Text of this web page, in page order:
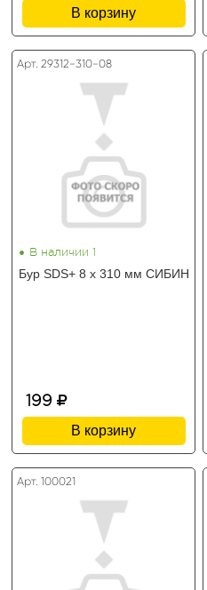
В корзину
Арт. 29312-310-08
• В наличии 1
Бур SDS+ 8 х 310 мм СИБИН
199
В корзину
Арт. 100021